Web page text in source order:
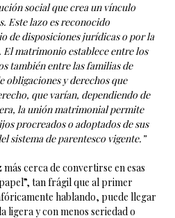
social que crea un vínculo
Este lazo es reconocido
de disposiciones jurídicas o por la
El matrimonio establece entre los
también entre las familias de
obligaciones y derechos que
que varían, dependiendo de
la unión matrimonial permite
procreados o adoptados de sus
sistema de parentesco vigente.”
cerca de convertirse en esas
tan frágil que al primer
hablando, puede llegar
ligera y con menos seriedad o